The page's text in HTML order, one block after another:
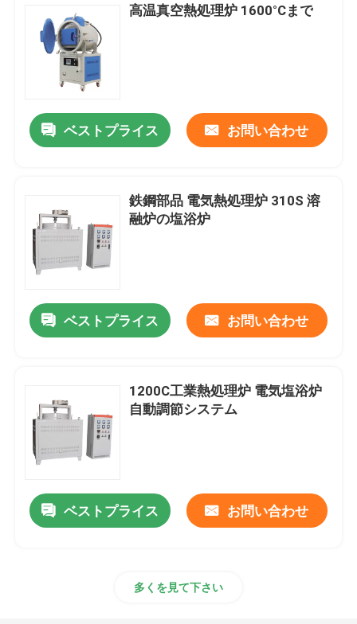
家へ
高温真空熱処理炉 1600°Cまで
ベストプライス お問い合わせ
鉄鋼部品 電気熱処理炉 310S 溶
融炉の塩浴炉
ベストプライス お問い合わせ
1200C工業熱処理炉 電気塩浴炉
自動調節システム
ベストプライス お問い合わせ
多くを見て下さい